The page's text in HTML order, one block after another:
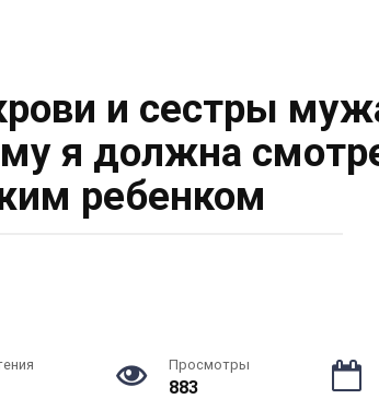
и сестры
я должна
ребенком
Просмотры
883